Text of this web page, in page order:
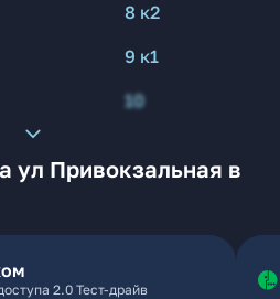
8 к2
9 к1
10
ул Привокзальная в
2.0 Тест-драйв